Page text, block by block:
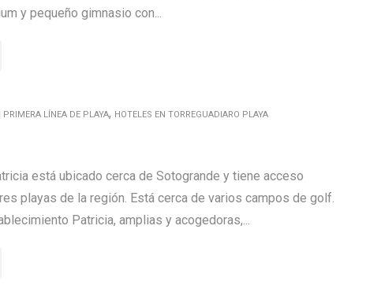
y pequeño gimnasio con...
PRIMERA LÍNEA DE PLAYA, HOTELES EN TORREGUADIARO PLAYA
está ubicado cerca de Sotogrande y tiene acceso
playas de la región. Está cerca de varios campos de golf.
Patricia, amplias y acogedoras,...